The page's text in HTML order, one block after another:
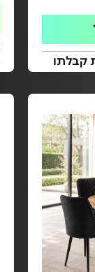
קבלתו